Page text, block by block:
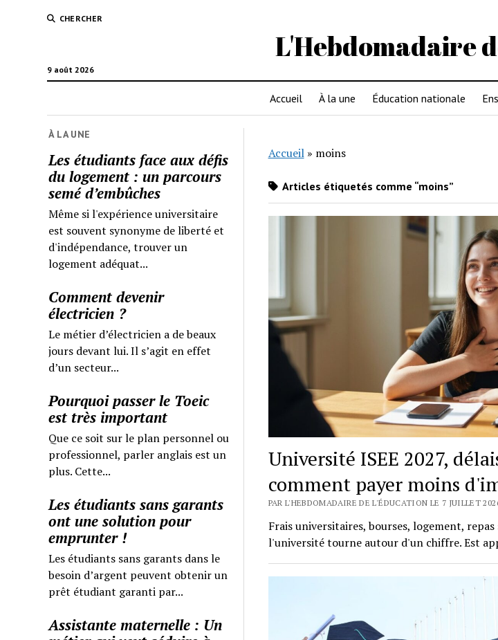
CHERCHER
L'Hebdomadaire
9 août 2026
Accueil À la une Éducation nationale
À LA UNE
Les étudiants face aux défis
du logement : un parcours
semé d’embûches
Même si l'expérience universitaire
est souvent synonyme de liberté et
d'indépendance, trouver un
logement adéquat...
Comment devenir
électricien ?
Le métier d’électricien a de beaux
jours devant lui. Il s’agit en effet
d’un secteur...
Pourquoi passer le Toeic
est très important
Que ce soit sur le plan personnel ou
professionnel, parler anglais est un
plus. Cette...
Les étudiants sans garants
ont une solution pour
emprunter !
Les étudiants sans garants dans le
besoin d’argent peuvent obtenir un
prêt étudiant garanti par...
Assistante maternelle : Un
Accueil» moins
Articles étiquetés comme “moins”
Université ISEE 2027,
comment payer moins
PAR L'HEBDOMADAIRE DE L'ÉDUCATION LE 7 JUILLET
Frais universitaires, bourses, logement,
l'université tourne autour d'un chiffre. Est